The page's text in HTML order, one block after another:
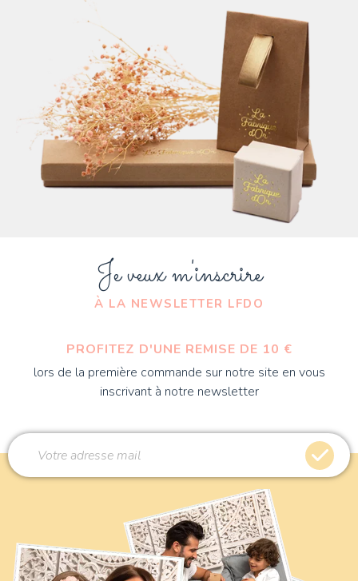
Je veux m'inscrire
À LA NEWSLETTER LFDO
PROFITEZ D'UNE REMISE DE 10 €
lors de la première commande sur notre site en vous
inscrivant à notre newsletter